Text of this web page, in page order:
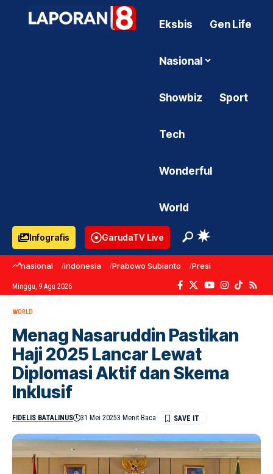
Eksbis Gen Life
Nasional
Showbiz Sport
Tech
Wonderful
World
Infografis GarudaTV Live
nasional indonesia Prabowo Subianto Presiden Prabowo
Minggu, 9 Agu 2026
WORLD
Menag Nasaruddin Pastikan
Haji 2025 Lancar Lewat
Diplomasi Aktif dan Skema
Inklusif
FIDELIS BATALINUS 31 Mei 20253 Menit Baca